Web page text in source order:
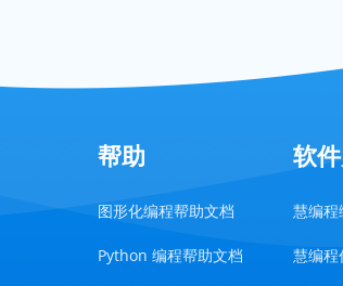
帮助
图形化编程帮助文档
Python 编程帮助文档
软
慧编程
慧编程